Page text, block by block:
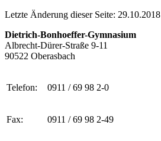
Letzte Änderung dieser Seite: 29.10.2018
Dietrich-Bonhoeffer-Gymnasium
Albrecht-Dürer-Straße 9-11
90522 Oberasbach
Telefon: 0911 / 69 98 2-0
Fax: 0911 / 69 98 2-49